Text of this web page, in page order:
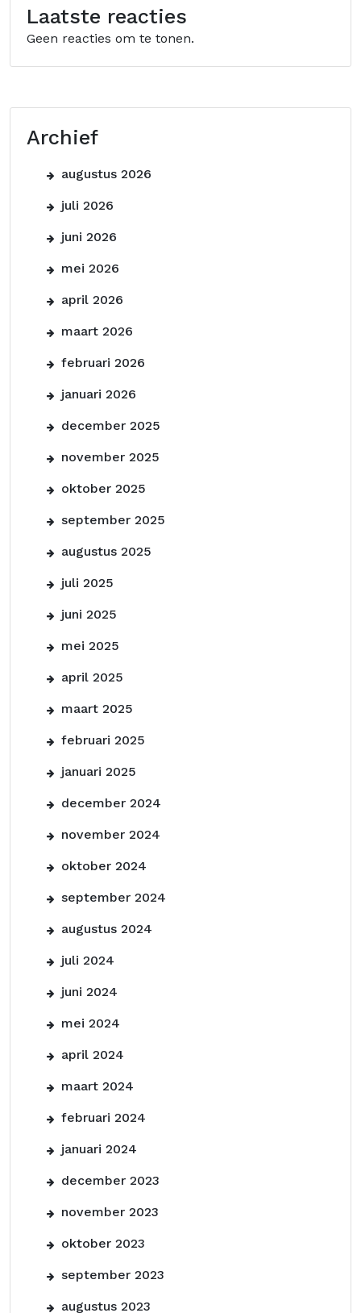
Laatste reacties
Geen reacties om te tonen.
Archief
augustus 2026
juli 2026
juni 2026
mei 2026
april 2026
maart 2026
februari 2026
januari 2026
december 2025
november 2025
oktober 2025
september 2025
augustus 2025
juli 2025
juni 2025
mei 2025
april 2025
maart 2025
februari 2025
januari 2025
december 2024
november 2024
oktober 2024
september 2024
augustus 2024
juli 2024
juni 2024
mei 2024
april 2024
maart 2024
februari 2024
januari 2024
december 2023
november 2023
oktober 2023
september 2023
augustus 2023